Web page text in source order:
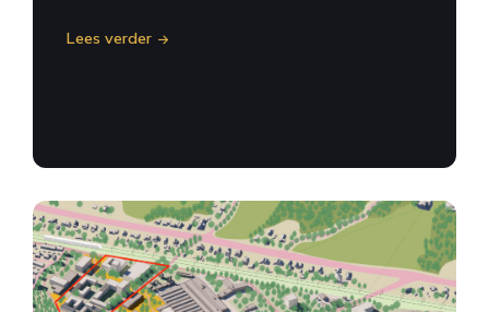
Lees verder